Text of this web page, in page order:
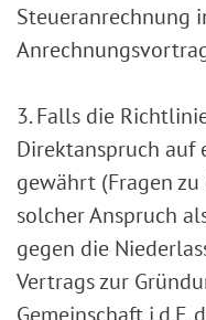
Steueranrechnung
3. Falls die
Direktanspruch auf
gewährt (Fragen
solcher Anspruch
gegen die
Vertrags zur